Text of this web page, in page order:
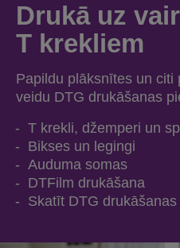
Drukā uz
T krekliem
Papildu plāksnītes un citi
veidu DTG drukāšanas
T krekli, džemperi un
Bikses un legingi
Auduma somas
DTFilm drukāšana
Skatīt DTG